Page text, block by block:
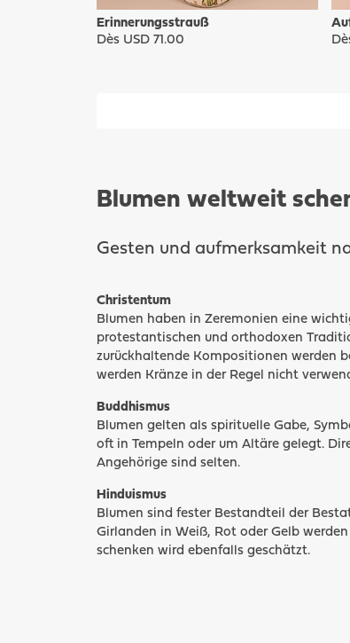
Erinnerungsstrauß
Dès USD 71.00
Blumen weltweit
Gesten und aufmerksamkeit
Christentum
Blumen haben in Zeremonien eine
protestantischen und orthodoxen
zurückhaltende Kompositionen werden
werden Kränze in der Regel nicht
Buddhismus
Blumen gelten als spirituelle Gabe,
oft in Tempeln oder um Altäre gelegt.
Angehörige sind selten.
Hinduismus
Blumen sind fester Bestandteil der
Girlanden in Weiß, Rot oder Gelb
schenken wird ebenfalls geschätzt.